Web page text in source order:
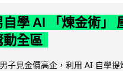
學 AI 「煉金術」
動全區
子見金價高企，利用 AI 自學提